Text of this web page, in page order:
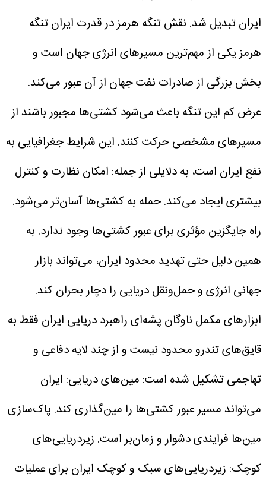
ایران تبدیل شد. نقش تنگه هرمز در قدرت ایرانتنگه
هرمز یکی از مهم‌ترین مسیرهای انرژی جهان است و
بخش بزرگی از صادرات نفت جهان از آن عبور می‌کند.
عرض کم این تنگه باعث می‌شود کشتی‌ها مجبور باشند از
مسیرهای مشخصی حرکت کنند. این شرایط جغرافیایی به
نفع ایران است، به دلایلی از جمله: امکان نظارت و کنترل
بیشتری ایجاد می‌کند.حمله به کشتی‌ها آسان‌تر می‌شود.
راه جایگزین مؤثری برای عبور کشتی‌ها وجود ندارد. به
همین دلیل حتی تهدید محدود ایران، می‌تواند بازار
جهانی انرژی و حمل‌ونقل دریایی را دچار بحران کند.
ابزارهای مکمل ناوگان پشه‌ایراهبرد دریایی ایران فقط به
قایق‌های تندرو محدود نیست و از چند لایه دفاعی و
تهاجمی تشکیل شده است: مین‌های دریایی: ایران
می‌تواند مسیر عبور کشتی‌ها را مین‌گذاری کند. پاک‌سازی
مین‌ها فرایندی دشوار و زمان‌بر است. زیردریایی‌های
کوچک: زیردریایی‌های سبک و کوچک ایران برای عملیات